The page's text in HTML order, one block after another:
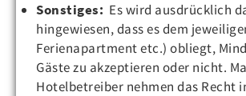
Sonstiges: Es wird ausdrücklich
hingewiesen, dass es dem
Ferienapartment etc.) obliegt,
Gäste zu akzeptieren oder nicht.
Hotelbetreiber nehmen das Recht